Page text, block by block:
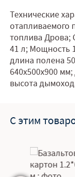
Технические
отапливаемого
топлива Дрова;
41 л; Мощность
длина полена
640х500х900
высота
С этим